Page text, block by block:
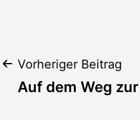
Vorheriger Beitrag
Auf dem Weg